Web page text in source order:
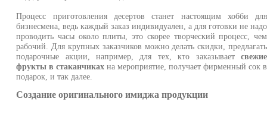
Процесс приготовления десертов станет настоящим хобби для
бизнесмена, ведь каждый заказ индивидуален, а для готовки не надо
проводить часы около плиты, это скорее творческий процесс, чем
рабочий. Для крупных заказчиков можно делать скидки, предлагать
подарочные акции, например, для тех, кто заказываетсвежие
фрукты в стаканчиках на мероприятие, получает фирменный сок в
подарок, и так далее.
Создание оригинального имиджа продукции